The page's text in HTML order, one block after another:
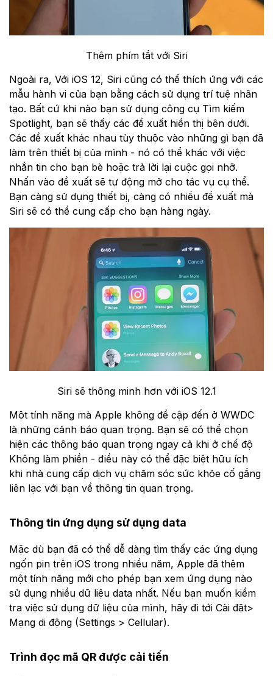
Thêm phím tắt với Siri
Ngoài ra, Với iOS 12, Siri cũng có thể thích ứng với các
mẫu hành vi của bạn bằng cách sử dụng trí tuệ nhân
tạo. Bất cứ khi nào bạn sử dụng công cụ Tìm kiếm
Spotlight, bạn sẽ thấy các đề xuất hiển thị bên dưới.
Các đề xuất khác nhau tùy thuộc vào những gì bạn đã
làm trên thiết bị của mình - nó có thể khác với việc
nhắn tin cho bạn bè hoặc trả lời lại cuộc gọi nhỡ.
Nhấn vào đề xuất sẽ tự động mở cho tác vụ cụ thể.
Bạn càng sử dụng thiết bị, càng có nhiều đề xuất mà
Siri sẽ có thể cung cấp cho bạn hàng ngày.
Siri sẽ thông minh hơn với iOS 12.1
Một tính năng mà Apple không đề cập đến ở WWDC
là những cảnh báo quan trọng. Bạn sẽ có thể chọn
hiện các thông báo quan trọng ngay cả khi ở chế độ
Không làm phiền - điều này có thể đặc biệt hữu ích
khi nhà cung cấp dịch vụ chăm sóc sức khỏe cố gắng
liên lạc với bạn về thông tin quan trọng.
Thông tin ứng dụng sử dụng data
Mặc dù bạn đã có thể dễ dàng tìm thấy các ứng dụng
ngốn pin trên iOS trong nhiều năm, Apple đã thêm
một tính năng mới cho phép bạn xem ứng dụng nào
sử dụng nhiều dữ liệu data nhất. Nếu bạn muốn kiểm
tra việc sử dụng dữ liệu của mình, hãy đi tới Cài đặt>
Mạng di động (Settings > Cellular).
Trình đọc mã QR được cải tiến